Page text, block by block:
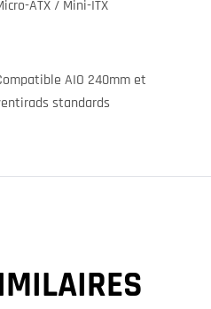
ATX / Mini-ITX
AIO 240mm et
standards